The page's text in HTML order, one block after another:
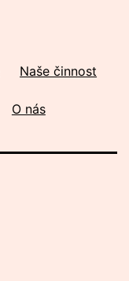
Naše činnost
O nás